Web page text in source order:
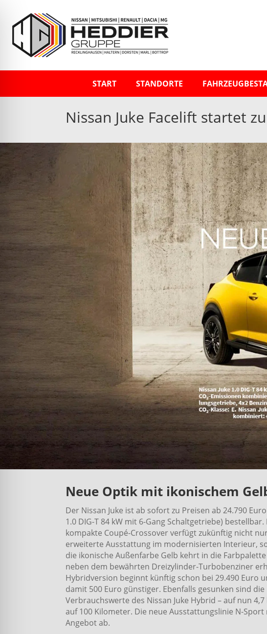
START STANDORTE
Nissan Juke Facelift startet
Neue Optik mit ikonischem
Der Nissan Juke ist ab sofort zu Preisen ab 24.790
1.0 DIG-T 84 kW mit 6-Gang Schaltgetriebe) bestellbar.
kompakte Coupé-Crossover verfügt zukünftig nicht
erweiterte Ausstattung im modernisierten Interieur,
die ikonische Außenfarbe Gelb kehrt in die
neben dem bewährten Dreizylinder-Turbobenziner
Hybridversion beginnt künftig schon bei 29.490 Euro
damit 500 Euro günstiger. Ebenfalls gesunken sind die
Verbrauchswerte des Nissan Juke Hybrid – auf nun
auf 100 Kilometer. Die neue Ausstattungslinie N-
Angebot ab.